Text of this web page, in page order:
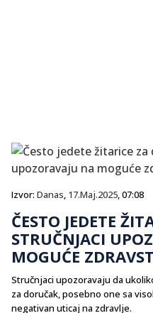
Izvor: Danas, 17.Maj.2025, 07:08
ČESTO JEDETE
STRUČNJACI
MOGUĆE
Stručnjaci upozoravaju da
za doručak, posebno one sa
negativan uticaj na zdravlje.